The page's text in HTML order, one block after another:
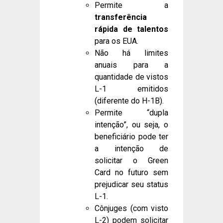
Permite a
transferência
rápida de talentos
para os EUA.
Não há limites
anuais para a
quantidade de vistos
L-1 emitidos
(diferente do H-1B).
Permite “dupla
intenção”, ou seja, o
beneficiário pode ter
a intenção de
solicitar o Green
Card no futuro sem
prejudicar seu status
L-1.
Cônjuges (com visto
L-2) podem solicitar